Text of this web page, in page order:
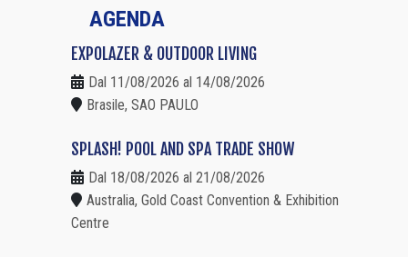
AGENDA
EXPOLAZER & OUTDOOR LIVING
Dal 11/08/2026 al 14/08/2026
Brasile, SAO PAULO
SPLASH! POOL AND SPA TRADE SHOW
Dal 18/08/2026 al 21/08/2026
Australia, Gold Coast Convention & Exhibition
Centre